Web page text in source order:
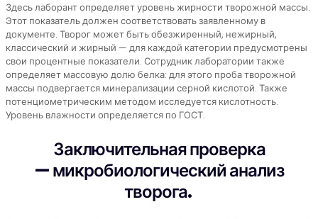
Здесь лаборант определяет уровень жирности творожной массы.
Этот показатель должен соответствовать заявленному в
документе. Творог может быть обезжиренный, нежирный,
классический и жирный — для каждой категории предусмотрены
свои процентные показатели. Сотрудник лаборатории также
определяет массовую долю белка: для этого проба творожной
массы подвергается минерализации серной кислотой. Также
потенциометрическим методом исследуется кислотность.
Уровень влажности определяется по ГОСТ.
Заключительная проверка
— микробиологический анализ
творога.